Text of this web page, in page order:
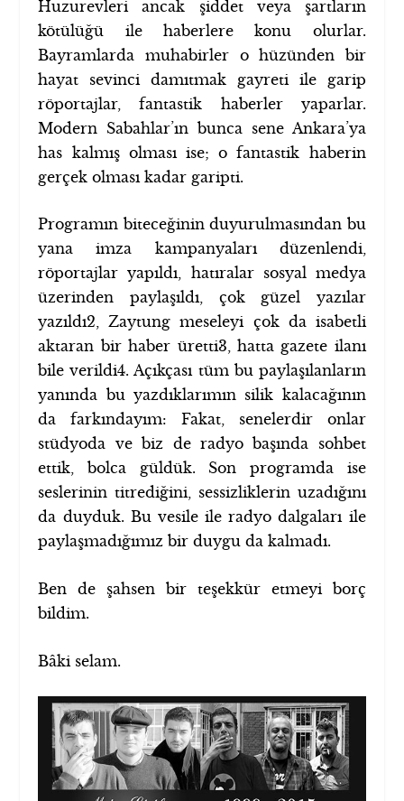
Huzurevleri ancak şiddet veya şartların
kötülüğü ile haberlere konu olurlar.
Bayramlarda muhabirler o hüzünden bir
hayat sevinci damıtmak gayreti ile garip
röportajlar, fantastik haberler yaparlar.
Modern Sabahlar’ın bunca sene Ankara’ya
has kalmış olması ise; o fantastik haberin
gerçek olması kadar garipti.
Programın biteceğinin duyurulmasından bu
yana imza kampanyaları düzenlendi,
röportajlar yapıldı, hatıralar sosyal medya
üzerinden paylaşıldı, çok güzel yazılar
yazıldı2, Zaytung meseleyi çok da isabetli
aktaran bir haber üretti3, hatta gazete ilanı
bile verildi4. Açıkçası tüm bu paylaşılanların
yanında bu yazdıklarımın silik kalacağının
da farkındayım: Fakat, senelerdir onlar
stüdyoda ve biz de radyo başında sohbet
ettik, bolca güldük. Son programda ise
seslerinin titrediğini, sessizliklerin uzadığını
da duyduk. Bu vesile ile radyo dalgaları ile
paylaşmadığımız bir duygu da kalmadı.
Ben de şahsen bir teşekkür etmeyi borç
bildim.
Bâki selam.